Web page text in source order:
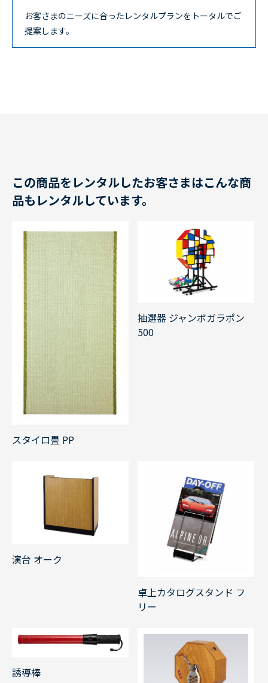
お客さまのニーズに合ったレンタルプランをトータルでご
提案します。
この商品をレンタルしたお客さまはこんな商
品もレンタルしています。
スタイロ畳 PP
抽選器 ジャンボガラポン
500
演台 オーク
卓上カタログスタンド フ
リー
誘導棒